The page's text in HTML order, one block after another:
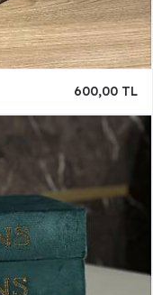
600,00 TL